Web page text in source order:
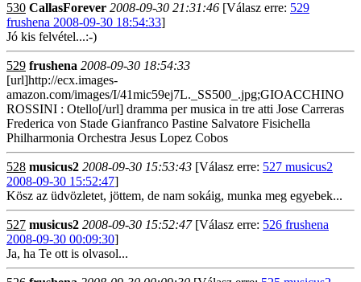
530 CallasForever 2008-09-30 21:31:46 [Válasz erre: 529
frushena 2008-09-30 18:54:33]
Jó kis felvétel...:-)
529 frushena 2008-09-30 18:54:33
[url]http://ecx.images-
amazon.com/images/I/41mic59ej7L._SS500_.jpg;GIOACCHINO
ROSSINI : Otello[/url] dramma per musica in tre atti Jose Carreras
Frederica von Stade Gianfranco Pastine Salvatore Fisichella
Philharmonia Orchestra Jesus Lopez Cobos
528 musicus2 2008-09-30 15:53:43 [Válasz erre: 527 musicus2
2008-09-30 15:52:47]
Kösz az üdvözletet, jöttem, de nam sokáig, munka meg egyebek...
527 musicus2 2008-09-30 15:52:47[Válasz erre: 526 frushena
2008-09-30 00:09:30]
Ja, ha Te ott is olvasol...